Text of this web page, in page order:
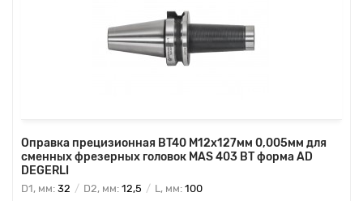
Оправка прецизионная BT40 M12x127мм 0,005мм для
сменных фрезерных головок MAS 403 BT форма AD
DEGERLI
D1, мм: 32 D2, мм: 12,5 L, мм: 100